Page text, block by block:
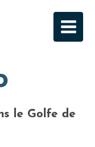
le Golfe de